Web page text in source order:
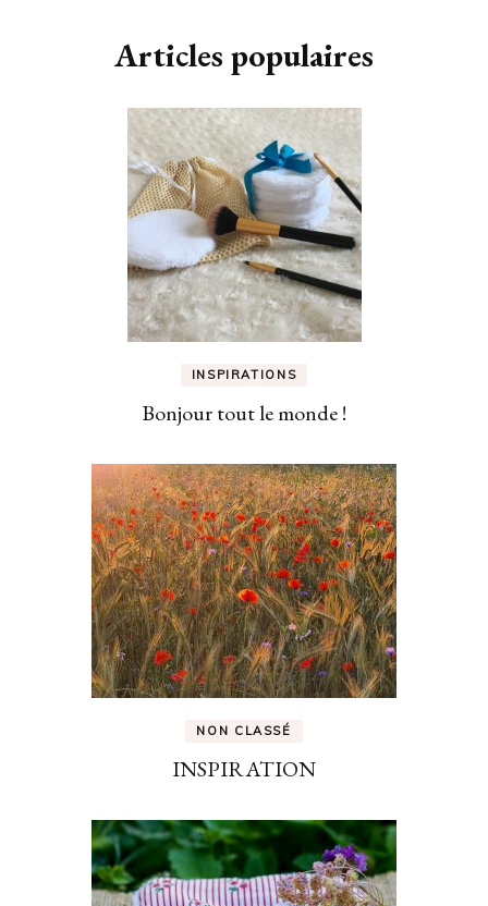
Articles populaires
INSPIRATIONS
Bonjour tout le monde !
NON CLASSÉ
INSPIRATION